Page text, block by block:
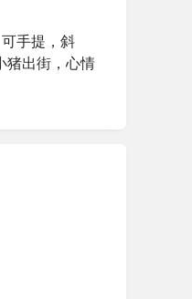
手提，斜
猪出街，心情